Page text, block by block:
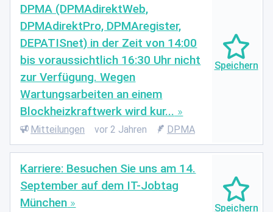
DPMA (DPMAdirektWeb,
DPMAdirektPro, DPMAregister,
DEPATISnet) in der Zeit von 14:00
bis voraussichtlich 16:30 Uhr nicht
zur Verfügung. Wegen
Wartungsarbeiten an einem
Blockheizkraftwerk wird kur...
Mitteilungen vor 2 Jahren DPMA
Karriere: Besuchen Sie uns am 14.
September auf dem IT-Jobtag
München